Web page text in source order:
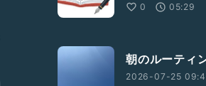
0
05:29
朝のルーティ
2026-07-25